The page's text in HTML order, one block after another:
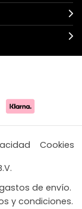
Cookies
de envío.
y condiciones.